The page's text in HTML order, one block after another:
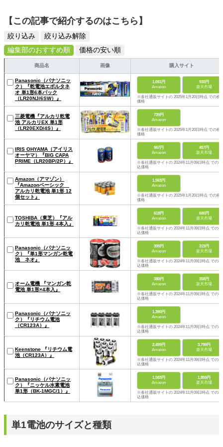
【この記事で紹介するのはこちら】
絞り込み
絞り込み解除
編集部のおすすめ順
価格の安い順
商品名 画像 購入サイト
Panasonic（パナソニッ
ク）『乾電池エボルタネ
オ 単1形6本パック
（LR20NJ/6SW）』
1,091円
Amazon
930円
楽天市場
※各社通販サイトの 2025年1月20日時点 での税
価格
三菱電機『アルカリ乾電
池 アルカリEX 単1形
（LR20EXD/4S）』
739円
Amazon
※各社通販サイトの 2025年1月20日時点 での税
価格
IRIS OHYAMA（アイリス
オーヤマ）『BIG CAPA
PRIME（LR20BP/2P）』
967円
Amazon
457円
楽天市場
※各社通販サイトの 2024年11月09日時点 での税
込価格
Amazon（アマゾン）
『Amazonベーシック
アルカリ乾電池 単1形 12
個セット』
1,563円
Amazon
※各社通販サイトの 2025年1月20日時点 での税
価格
TOSHIBA（東芝）『アル
カリ乾電池 単1形 4本入』
618円
Amazon
680円
楽天市場
※各社通販サイトの 2024年11月09日時点 での税
込価格
Panasonic（パナソニッ
ク）『単1形マンガン乾電
池 ネオ』
399円
Amazon
319円
楽天市場
※各社通販サイトの 2024年11月09日時点 での税
込価格
オーム電機 『マンガン乾
電池 単1形×4本入』
380円
Amazon
358円
楽天市場
※各社通販サイトの 2024年11月09日時点 での税
込価格
Panasonic（パナソニッ
ク）『リチウム電池
（CR123A）』
1,390円
Amazon
※各社通販サイトの 2024年11月09日時点 での税
込価格
Keenstone 『リチウム電
池（CR123A）』
2,499円
Amazon
3,799円
楽天市場
※各社通販サイトの 2024年11月09日時点 での税
込価格
Panasonic（パナソニッ
ク）『ニッケル水素電池
単1形（BK-1MGC/1）』
1,583円
Amazon
1,859円
楽天市場
※各社通販サイトの 2024年11月09日時点 での税
込価格
単1電池のサイズと種類